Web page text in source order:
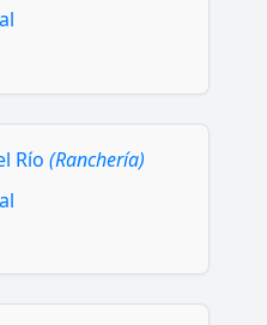
Río (Ranchería)